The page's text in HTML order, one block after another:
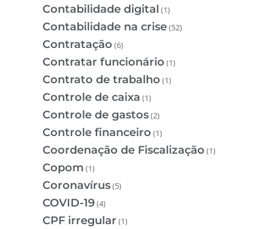
Contabilidade digital (1)
Contabilidade na crise(52)
Contratação (6)
Contratar funcionário (1)
Contrato de trabalho (1)
Controle de caixa (1)
Controle de gastos(2)
Controle financeiro (1)
Coordenação de Fiscalização (1)
Copom (1)
Coronavírus(5)
COVID-19(4)
CPF irregular (1)